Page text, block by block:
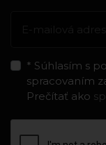
* Súhlasím s
spracovaním
Prečítať ako